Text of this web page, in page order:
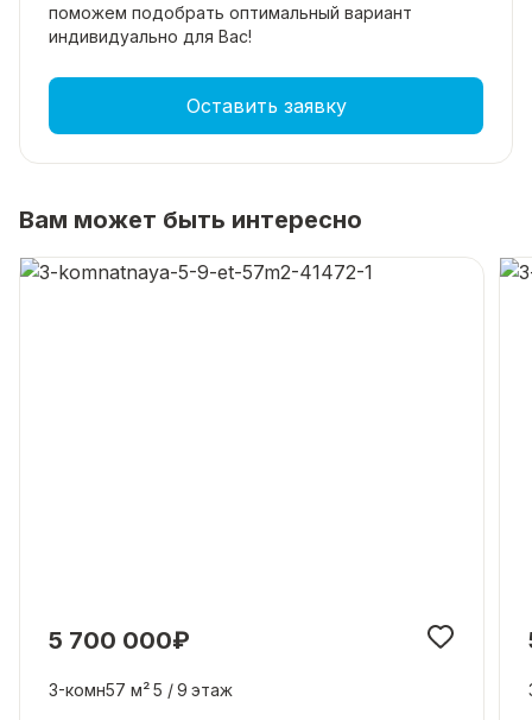
поможем подобрать оптимальный вариант
индивидуально для Вас!
Оставить заявку
Вам может быть интересно
5 700 000₽
3-комн57 м²5 /9 этаж